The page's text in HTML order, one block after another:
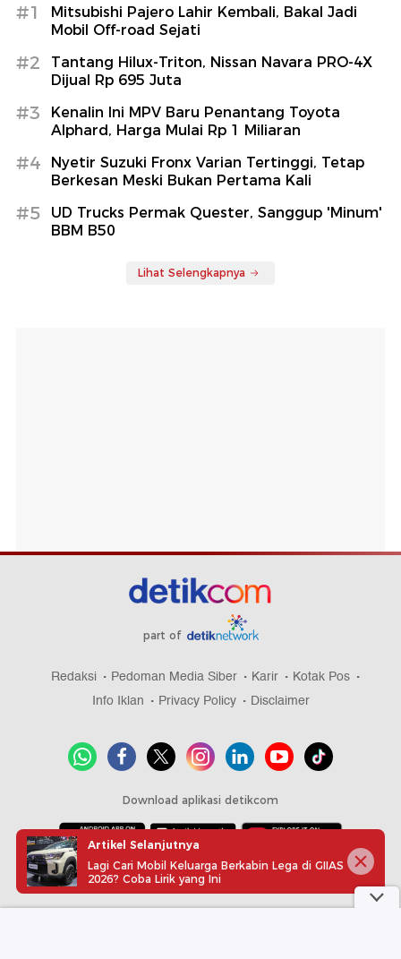
#1
Mitsubishi Pajero Lahir Kembali, Bakal Jadi
Mobil Off-road Sejati
#2
Tantang Hilux-Triton, Nissan Navara PRO-4X
Dijual Rp 695 Juta
#3
Kenalin Ini MPV Baru Penantang Toyota
Alphard, Harga Mulai Rp 1 Miliaran
#4
Nyetir Suzuki Fronx Varian Tertinggi, Tetap
Berkesan Meski Bukan Pertama Kali
#5
UD Trucks Permak Quester, Sanggup 'Minum'
BBM B50
Lihat Selengkapnya
part of
Redaksi Pedoman Media Siber Karir
Kotak Pos
Info Iklan
Privacy Policy Disclaimer
Download aplikasi detikcom
Copyright @ 2026 detikcom, All right reserved
Artikel Selanjutnya
Lagi Cari Mobil Keluarga Berkabin Lega di GIIAS
2026? Coba Lirik yang Ini